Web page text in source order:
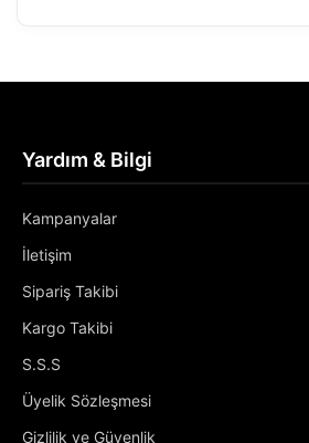
Yardım & Bilgi
Kampanyalar
İletişim
Sipariş Takibi
Kargo Takibi
S.S.S
Üyelik Sözleşmesi
Gizlilik ve Güvenlik